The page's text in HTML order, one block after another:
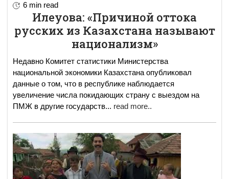
6 min read
Илеуова: «Причиной оттока
русских из Казахстана называют
национализм»
Недавно Комитет статистики Министерства
национальной экономики Казахстана опубликовал
данные о том, что в республике наблюдается
увеличение числа покидающих страну с выездом на
ПМЖ в другие государств... read more..